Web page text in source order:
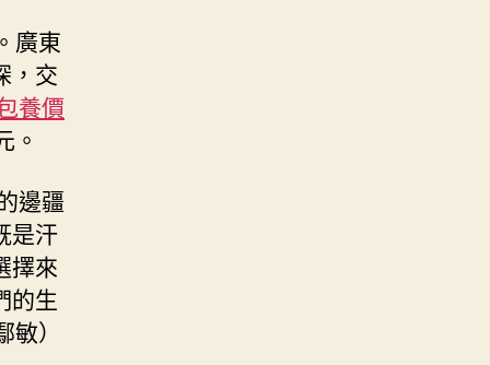
廣東
，交
養價
。
邊疆
是汗
擇來
的生
）